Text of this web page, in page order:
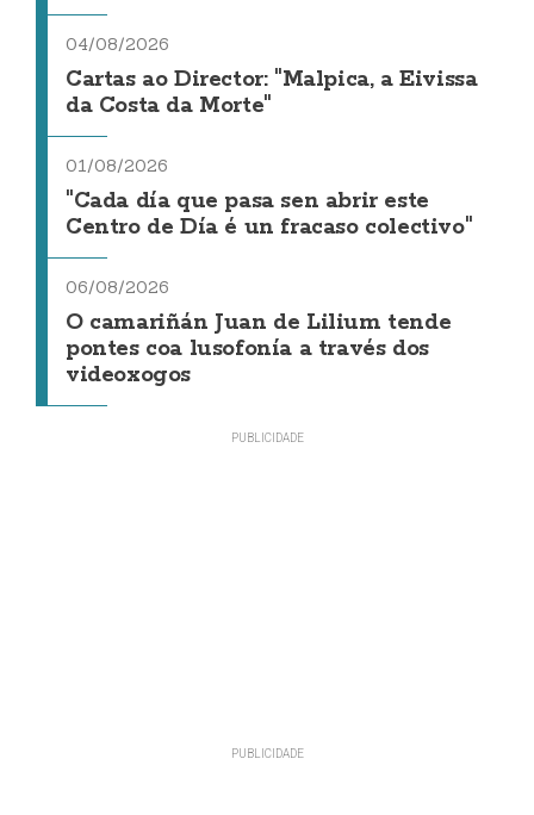
04/08/2026
Cartas ao Director: "Malpica, a Eivissa
da Costa da Morte"
01/08/2026
"Cada día que pasa sen abrir este
Centro de Día é un fracaso colectivo"
06/08/2026
O camariñán Juan de Lilium tende
pontes coa lusofonía a través dos
videoxogos